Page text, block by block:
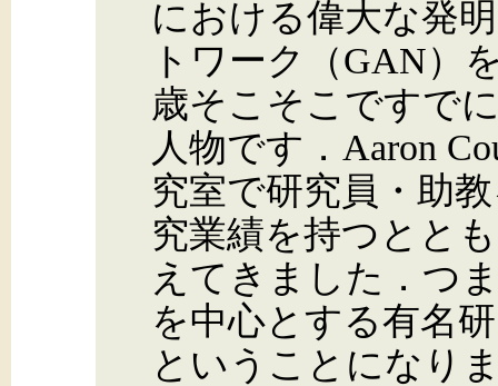
における偉大な発
トワーク（GAN）
歳そこそこですで
人物です．Aaron
究室で研究員・助
究業績を持つとと
えてきました．つ
を中心とする有名
ということになり